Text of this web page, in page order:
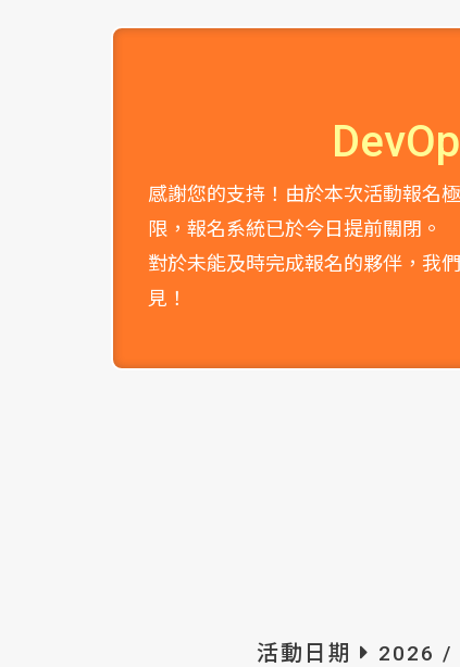
感謝您的支持！由於本次活動報名
限，報名系統已於今日提前關閉。
對於未能及時完成報名的夥伴，我
見！
活動日期 2026 /